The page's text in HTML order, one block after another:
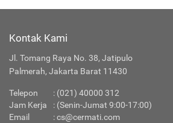
Kontak Kami
Jl. Tomang Raya No. 38, Jatipulo
Palmerah, Jakarta Barat 11430
Telepon : (021) 40000 312
Jam Kerja
: (Senin-Jumat 9:00-17:00)
Email
:cs@cermati.com